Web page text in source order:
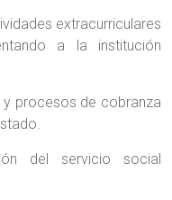
extracurriculares
a la institución
procesos de cobranza
del servicio social